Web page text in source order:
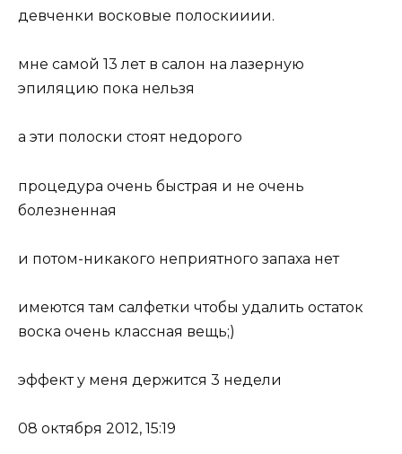
девченки восковые полоскииии.
мне самой 13 лет в салон на лазерную
эпиляцию пока нельзя
а эти полоски стоят недорого
процедура очень быстрая и не очень
болезненная
и потом-никакого неприятного запаха нет
имеются там салфетки чтобы удалить остаток
воска очень классная вещь;)
эффект у меня держится 3 недели
08 октября 2012, 15:19